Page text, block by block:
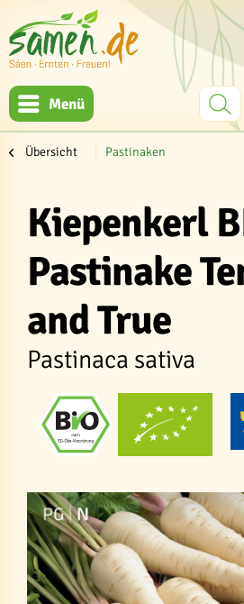
Menü
Übersicht Pastinaken
Kiepenkerl
Pastinake
and True
Pastinaca sativa